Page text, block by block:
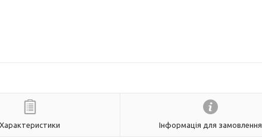
Характеристики Інформація для замовлення